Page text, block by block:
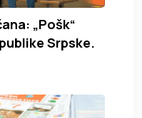
„Pošk“
Srpske.